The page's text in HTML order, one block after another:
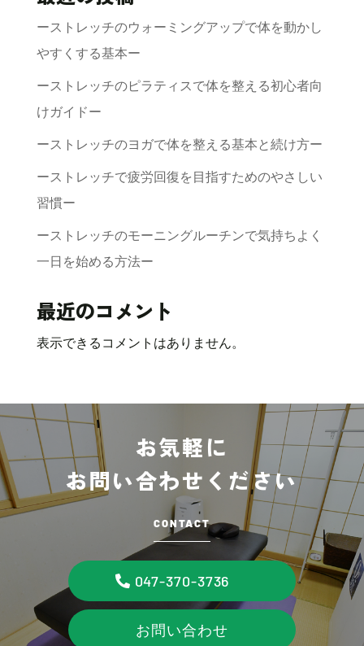
ーストレッチのウォーミングアップで体を動かし
やすくする基本ー
ーストレッチのピラティスで体を整える初心者向
けガイドー
ーストレッチのヨガで体を整える基本と続け方ー
ーストレッチで疲労回復を目指すためのやさしい
習慣ー
ーストレッチのモーニングルーチンで気持ちよく
一日を始める方法ー
最近のコメント
表示できるコメントはありません。
お気軽に
お問い合わせください
CONTACT
047-370-3736
お問い合わせ